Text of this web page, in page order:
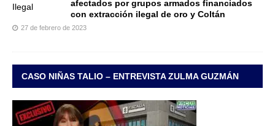
afectados por grupos armados financiados
con extracción ilegal de oro y Coltán
27 de febrero de 2023
CASO NIÑAS TALIO – ENTREVISTA ZULMA GUZMÁN